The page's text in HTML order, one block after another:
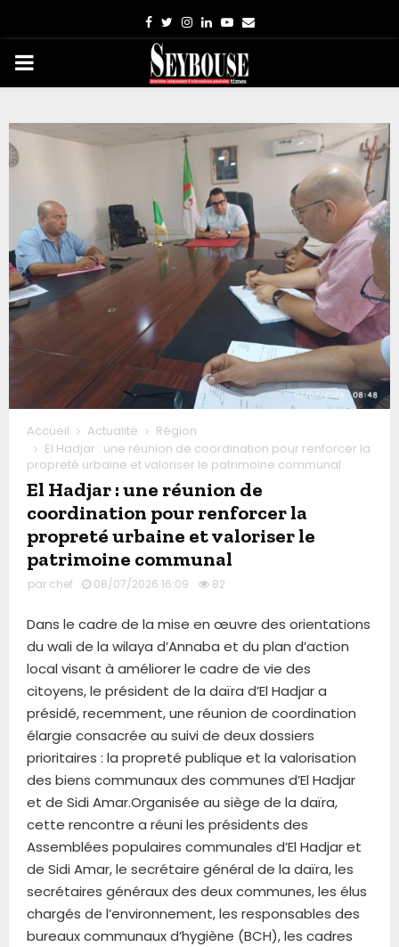
Facebook
TwitterInstagram
LinkedinYoutube
Email
PRIMARY
Accueil Actualité
Région
El Hadjar : une réunion de coordination pour renforcer la
propreté urbaine et valoriser le patrimoine communal
El Hadjar : une réunion de
coordination pour renforcer la
propreté urbaine et valoriser le
patrimoine communal
par chef 08/07/2026 16:09 82
Dans le cadre de la mise en œuvre des orientations
du wali de la wilaya d’Annaba et du plan d’action
local visant à améliorer le cadre de vie des
citoyens, le président de la daïra d’El Hadjar a
présidé, recemment, une réunion de coordination
élargie consacrée au suivi de deux dossiers
prioritaires : la propreté publique et la valorisation
des biens communaux des communes d’El Hadjar
et de Sidi Amar.Organisée au siège de la daïra,
cette rencontre a réuni les présidents des
Assemblées populaires communales d’El Hadjar et
de Sidi Amar, le secrétaire général de la daïra, les
secrétaires généraux des deux communes, les élus
chargés de l’environnement, les responsables des
bureaux communaux d’hygiène (BCH), les cadres